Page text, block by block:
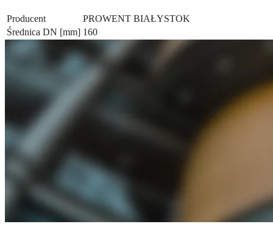
Producent
PROWENT BIAŁYSTOK
Średnica DN [mm] 160